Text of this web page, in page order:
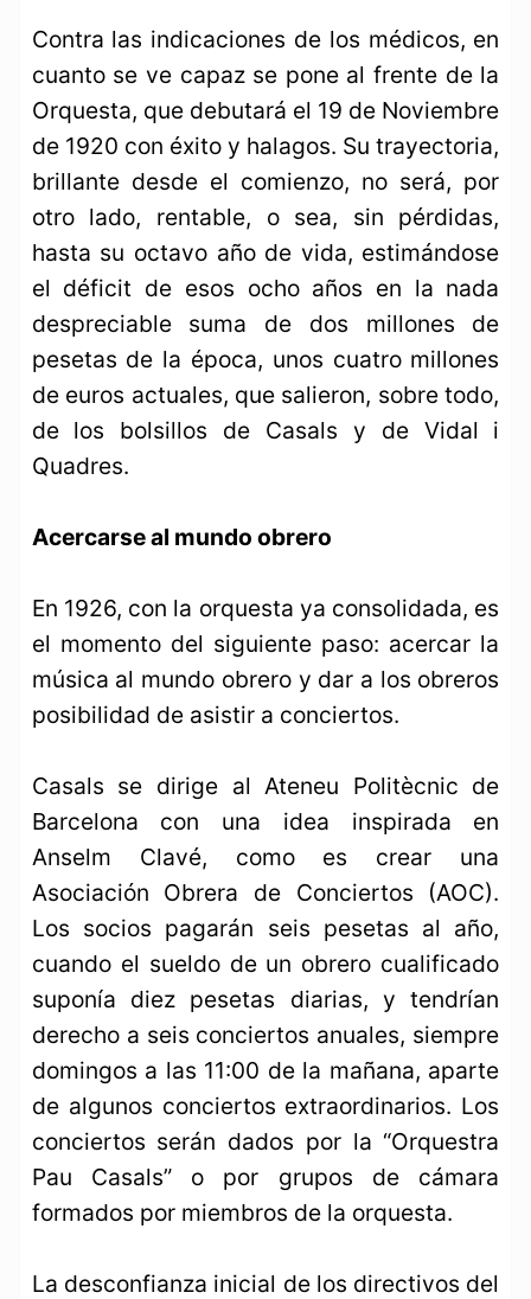
Contra las indicaciones de los médicos, en
cuanto se ve capaz se pone al frente de la
Orquesta, que debutará el 19 de Noviembre
de 1920 con éxito y halagos. Su trayectoria,
brillante desde el comienzo, no será, por
otro lado, rentable, o sea, sin pérdidas,
hasta su octavo año de vida, estimándose
el déficit de esos ocho años en la nada
despreciable suma de dos millones de
pesetas de la época, unos cuatro millones
de euros actuales, que salieron, sobre todo,
de los bolsillos de Casals y de Vidal i
Quadres.
Acercarse al mundo obrero
En 1926, con la orquesta ya consolidada, es
el momento del siguiente paso: acercar la
música al mundo obrero y dar a los obreros
posibilidad de asistir a conciertos.
Casals se dirige al Ateneu Politècnic de
Barcelona con una idea inspirada en
Anselm Clavé, como es crear una
Asociación Obrera de Conciertos (AOC).
Los socios pagarán seis pesetas al año,
cuando el sueldo de un obrero cualificado
suponía diez pesetas diarias, y tendrían
derecho a seis conciertos anuales, siempre
domingos a las 11:00 de la mañana, aparte
de algunos conciertos extraordinarios. Los
conciertos serán dados por la “Orquestra
Pau Casals” o por grupos de cámara
formados por miembros de la orquesta.
La desconfianza inicial de los directivos del